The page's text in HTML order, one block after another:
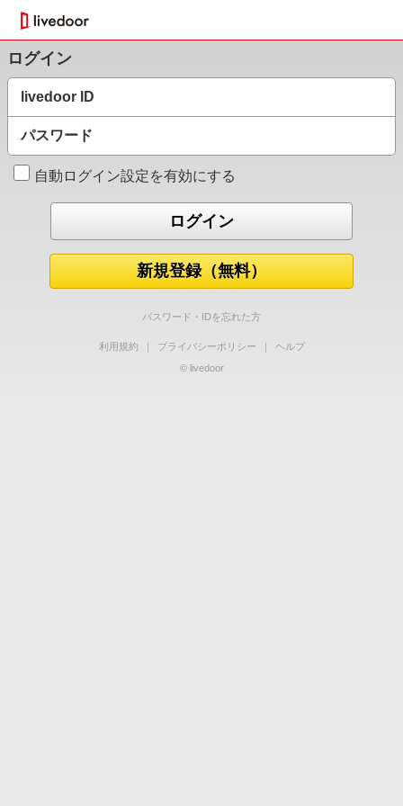
ログイン
livedoor ID
パスワード
自動ログイン設定を有効にする
新規登録（無料）
パスワード・IDを忘れた方
利用規約 ｜ プライバシーポリシー ｜
ヘルプ
© livedoor